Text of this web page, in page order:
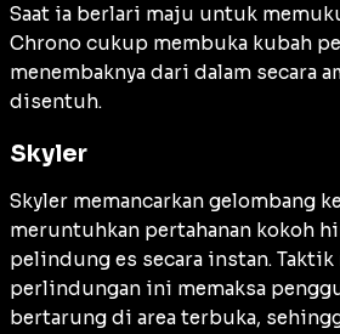
Saat ia berlari maju untuk
Chrono cukup membuka kubah
menembaknya dari dalam secara
disentuh.
Skyler
Skyler memancarkan gelombang
meruntuhkan pertahanan kokoh
pelindung es secara instan. Taktik
perlindungan ini memaksa
bertarung di area terbuka,